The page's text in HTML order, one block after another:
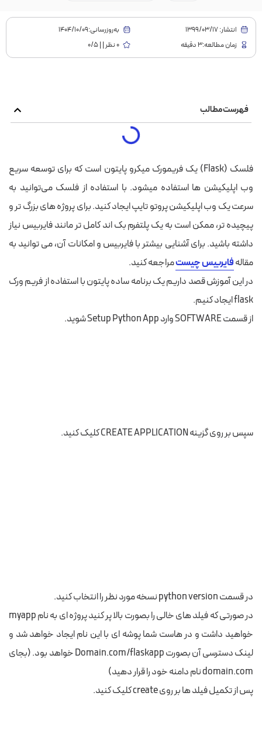
انتشار:1399/03/17
به‌روز‌رسانی:۱۴۰۴/۱۰/۰۹
زمان مطالعه:3 دقیقه
0 نظر | | 0/5
فهرست مطالب
فلسک (Flask) یک فریمورک میکرو پایتون است که برای توسعه سریع
وب‌ اپلیکیشن‌ ها استفاده میشود. با استفاده از فلسک می‌توانید به
سرعت یک وب‌ اپلیکیشن پروتو تایپ ایجاد کنید. برای پروژه‌ های بزرگ‌ تر و
پیچیده‌ تر، ممکن است به یک پلتفرم بک‌ اند کامل‌ تر مانند فایربیس نیاز
داشته باشید. برای آشنایی بیشتر با فایربیس و امکانات آن، می‌ توانید به
مقالهفایربیس چیستمراجعه کنید.
در این آموزش قصد داریم یک برنامه ساده پایتون با استفاده از فریم ورک
flask ایجاد کنیم.
از قسمت SOFTWARE وارد Setup Python App شوید.
سپس بر روی گزینه CREATE APPLICATION کلیک کنید.
در قسمت python version نسخه مورد نظر را انتخاب کنید.
در صورتی که فیلد های خالی را بصورت بالا پر کنید پروژه ای به نام myapp
خواهید داشت و در هاست شما پوشه ای با این نام ایجاد خواهد شد و
لینک دسترسی آن بصورت Domain.com/flaskapp خواهد بود. (بجای
domain.com نام دامنه خود را قرار دهید)
پس از تکمیل فیلد ها بر روی create کلیک کنید.